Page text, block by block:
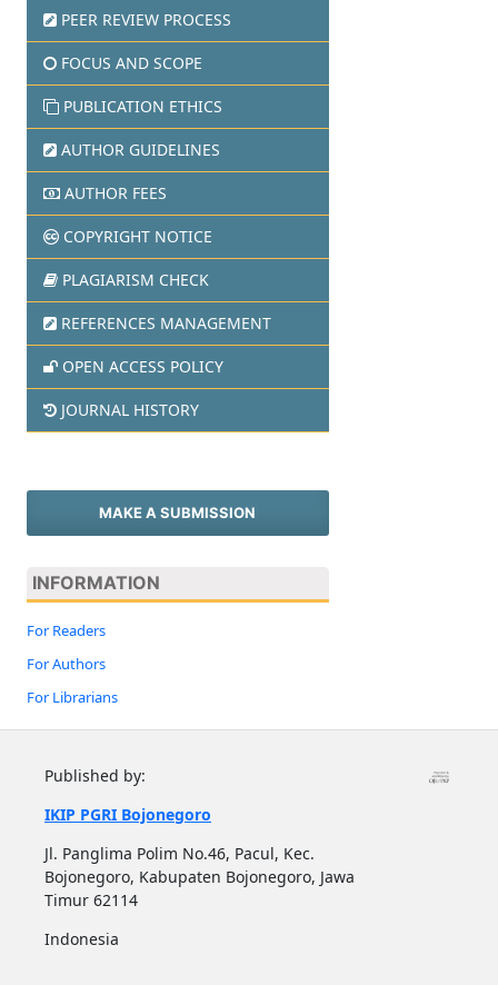
PEER REVIEW PROCESS
FOCUS AND SCOPE
PUBLICATION ETHICS
AUTHOR GUIDELINES
AUTHOR FEES
COPYRIGHT NOTICE
PLAGIARISM CHECK
REFERENCES MANAGEMENT
OPEN ACCESS POLICY
JOURNAL HISTORY
MAKE A SUBMISSION
INFORMATION
For Readers
For Authors
For Librarians
Published by:
IKIP PGRI Bojonegoro
Jl. Panglima Polim No.46, Pacul, Kec.
Bojonegoro, Kabupaten Bojonegoro, Jawa
Timur 62114
Indonesia